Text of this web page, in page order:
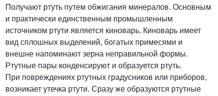
от 1500 Руб.
ПОЗВОНИТЬ
Получают ртуть путем обжигания минералов. Основным
и практически единственным промышленным
источником ртути является киноварь. Киноварь имеет
вид сплошных выделений, богатых примесями и
внешне напоминают зерна неправильной формы.
Ртутные пары конденсируют и образуется ртуть.
При повреждениях ртутных градусников или приборов,
возникает утечка ртути. Сразу же образуются ртутные